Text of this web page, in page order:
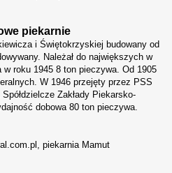
piekarnie
i Świętokrzyskiej budowany od
Należał do największych w
w roku 1945 8 ton pieczywa. Od 1905
W 1946 przejęty przez PSS
Zakłady Piekarsko-
dobowa 80 ton pieczywa.
piekarnia Mamut